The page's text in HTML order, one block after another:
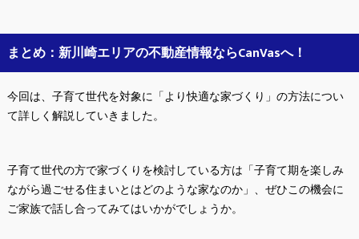
まとめ：新川崎エリアの不動産情報ならCanVasへ！
今回は、子育て世代を対象に「より快適な家づくり」の方法につい
て詳しく解説していきました。
子育て世代の方で家づくりを検討している方は「子育て期を楽しみ
ながら過ごせる住まいとはどのような家なのか」、ぜひこの機会に
ご家族で話し合ってみてはいかがでしょうか。